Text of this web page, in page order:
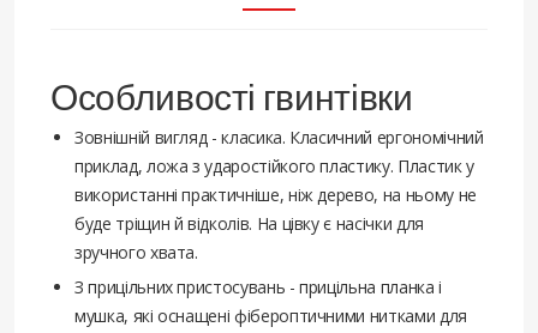
Особливості гвинтівки
Зовнішній вигляд - класика. Класичний ергономічний
приклад, ложа з ударостійкого пластику. Пластик у
використанні практичніше, ніж дерево, на ньому не
буде тріщин й відколів. На цівку є насічки для
зручного хвата.
З прицільних пристосувань - прицільна планка і
мушка, які оснащені фібероптичними нитками для